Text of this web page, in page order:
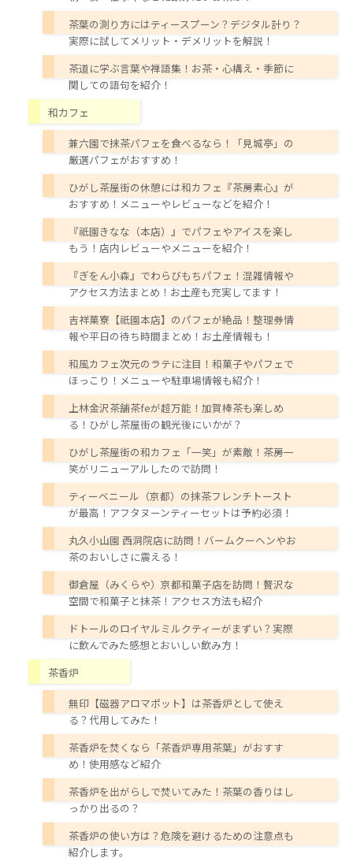
茶葉の測り方にはティースプーン？デジタル計り？
実際に試してメリット・デメリットを解説！
茶道に学ぶ言葉や禅語集！お茶・心構え・季節に
関しての語句を紹介！
和カフェ
兼六園で抹茶パフェを食べるなら！「見城亭」の
厳選パフェがおすすめ！
ひがし茶屋街の休憩には和カフェ『茶房素心』が
おすすめ！メニューやレビューなどを紹介！
『祇園きなな（本店）』でパフェやアイスを楽し
もう！店内レビューやメニューを紹介！
『ぎをん小森』でわらびもちパフェ！混雑情報や
アクセス方法まとめ！お土産も充実してます！
吉祥菓寮【祇園本店】のパフェが絶品！整理券情
報や平日の待ち時間まとめ！お土産情報も！
和風カフェ次元のラテに注目！和菓子やパフェで
ほっこり！メニューや駐車場情報も紹介！
上林金沢茶舗茶feが超万能！加賀棒茶も楽しめ
る！ひがし茶屋街の観光後にいかが？
ひがし茶屋街の和カフェ「一笑」が素敵！茶房一
笑がリニューアルしたので訪問！
ティーベニール（京都）の抹茶フレンチトースト
が最高！アフタヌーンティーセットは予約必須！
丸久小山園 西洞院店に訪問！バームクーヘンやお
茶のおいしさに震える！
御倉屋（みくらや）京都和菓子店を訪問！贅沢な
空間で和菓子と抹茶！アクセス方法も紹介
ドトールのロイヤルミルクティーがまずい？実際
に飲んでみた感想とおいしい飲み方！
茶香炉
無印【磁器アロマポット】は茶香炉として使え
る？代用してみた！
茶香炉を焚くなら「茶香炉専用茶葉」がおすす
め！使用感など紹介
茶香炉を出がらしで焚いてみた！茶葉の香りはし
っかり出るの？
茶香炉の使い方は？危険を避けるための注意点も
紹介します。